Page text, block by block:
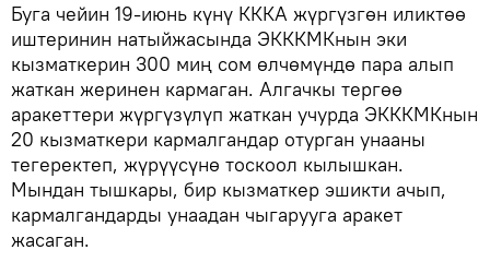
Буга чейин 19-июнь күнү КККА жүргүзгөн иликтөө
иштеринин натыйжасында ЭКККМКнын эки
кызматкерин 300 миң сом өлчөмүндө пара алып
жаткан жеринен кармаган. Алгачкы тергөө
аракеттери жүргүзүлүп жаткан учурда ЭКККМКнын
20 кызматкери кармалгандар отурган унааны
тегеректеп, жүрүүсүнө тоскоол кылышкан.
Мындан тышкары, бир кызматкер эшикти ачып,
кармалгандарды унаадан чыгарууга аракет
жасаган.